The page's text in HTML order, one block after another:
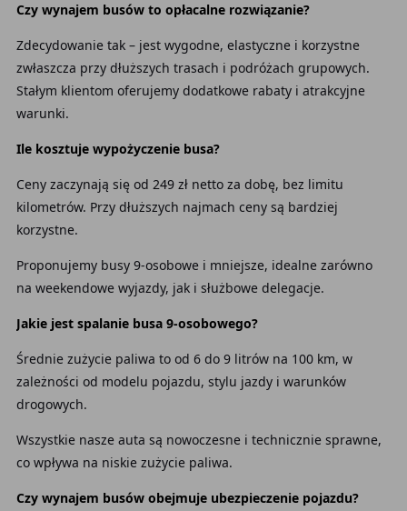
Czy wynajem busów to opłacalne rozwiązanie?
Zdecydowanie tak – jest wygodne, elastyczne i korzystne
zwłaszcza przy dłuższych trasach i podróżach grupowych.
Stałym klientom oferujemy dodatkowe rabaty i atrakcyjne
warunki.
Ile kosztuje wypożyczenie busa?
Ceny zaczynają się od 249 zł netto za dobę, bez limitu
kilometrów. Przy dłuższych najmach ceny są bardziej
korzystne.
Proponujemy busy 9-osobowe i mniejsze, idealne zarówno
na weekendowe wyjazdy, jak i służbowe delegacje.
Jakie jest spalanie busa 9-osobowego?
Średnie zużycie paliwa to od 6 do 9 litrów na 100 km, w
zależności od modelu pojazdu, stylu jazdy i warunków
drogowych.
Wszystkie nasze auta są nowoczesne i technicznie sprawne,
co wpływa na niskie zużycie paliwa.
Czy wynajem busów obejmuje ubezpieczenie pojazdu?